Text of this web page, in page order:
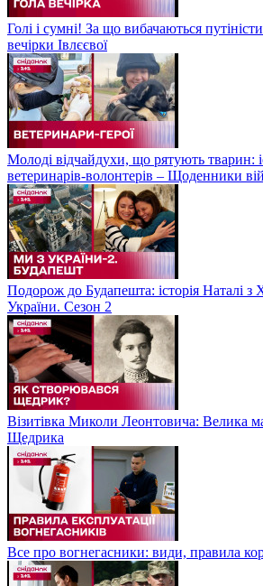
Голі і сумні! За що вибачаються
вечірки Івлєєвої
Молоді відчайдухи, що рятують тварин:
ветеринарів-волонтерів – Щоденники
Подорож до Будапешта: історія Наталі з
України. Сезон 2
Візитівка Миколи Леонтовича: Велика
Щедрика
Все про вогнегасники: види, правила